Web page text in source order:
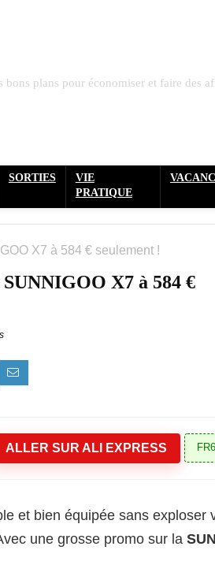
bons plans pour économiser et faire des
SORTIES
VIE
PRATIQUE
X7 à 584 € seulement !
X7 à 584 €
ALLER SUR ALI EXPRESS
et bien équipée sans exploser
une grosse promo sur la